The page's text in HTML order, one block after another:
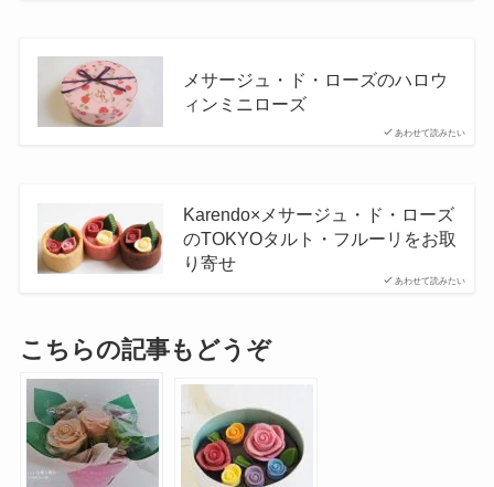
あわせて読みたい
メサージュ・ド・ローズのハロウ
ィンミニローズ
あわせて読みたい
Karendo×メサージュ・ド・ローズ
のTOKYOタルト・フルーリをお取
り寄せ
こちらの記事もどうぞ